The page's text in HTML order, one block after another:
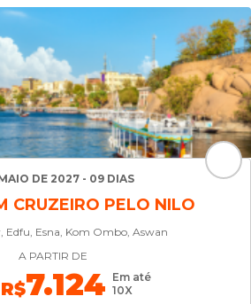
DE 2027 - 09 DIAS
CRUZEIRO PELO NILO
Edfu, Esna, Kom Ombo, Aswan
A PARTIR DE
R$7.124 Em até
10X